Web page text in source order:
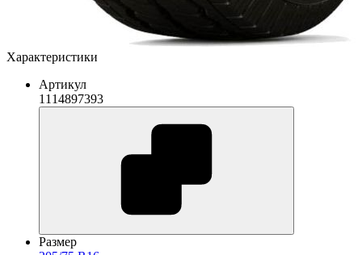
Характеристики
Артикул
1114897393
Размер